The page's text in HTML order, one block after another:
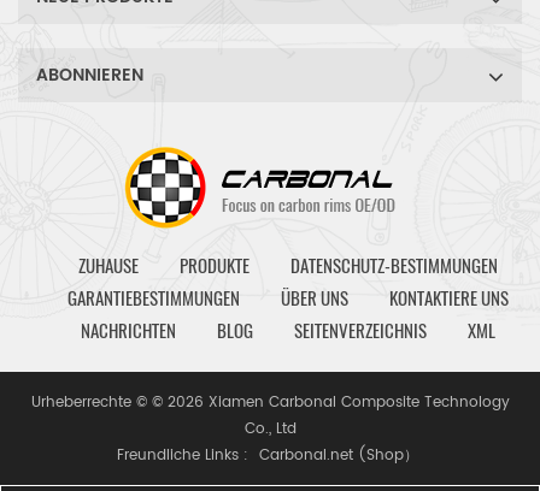
ABONNIEREN
ZUHAUSE PRODUKTE
DATENSCHUTZ-BESTIMMUNGEN
GARANTIEBESTIMMUNGEN
ÜBER UNS
KONTAKTIERE UNS
NACHRICHTEN
BLOG SEITENVERZEICHNIS XML
Urheberrechte © © 2026 Xiamen Carbonal Composite Technology
Co., Ltd
Freundliche Links : Carbonal.net (Shop）